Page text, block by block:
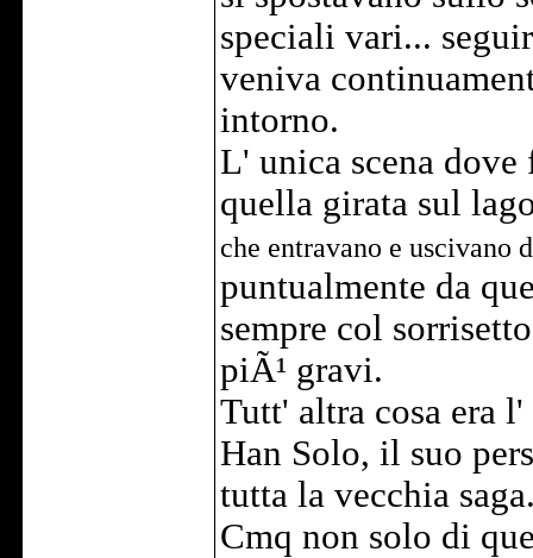
speciali vari...
veniva
intorno.
L' unica scena dove
quella girata sul
che entravano e uscivano
puntualmente da
sempre col
piÃ¹ gravi.
Tutt' altra cosa era
Han Solo, il suo
tutta la vecchia
Cmq non solo di